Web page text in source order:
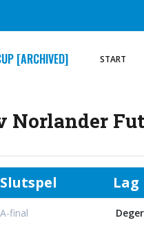
[ARCHIVED] START
Norlander
Slutspel Lag
A-final